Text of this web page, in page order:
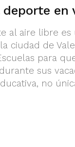
en
al aire libre es
ciudad de
para
sus
no